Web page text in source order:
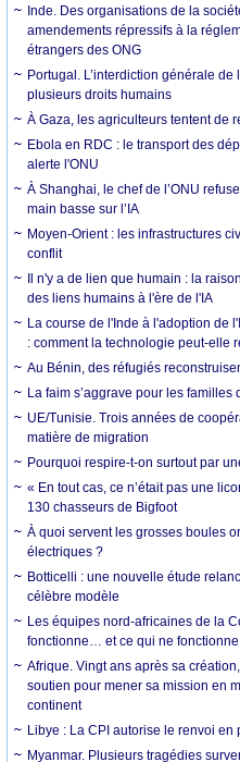
Inde. Des organisations de la
amendements répressifs à la
étrangers des ONG
Portugal. L’interdiction générale de
plusieurs droits humains
À Gaza, les agriculteurs tentent de
Ebola en RDC : le transport des
alerte l'ONU
À Shanghai, le chef de l’ONU
main basse sur l’IA
Moyen-Orient : les infrastructures
conflit
Il n'y a de lien que humain : la
des liens humains à l'ère de l'IA
La course de l'Inde à l'adoption de
: comment la technologie peut-elle
Au Bénin, des réfugiés
La faim s’aggrave pour les
UE/Tunisie. Trois années de
matière de migration
Pourquoi respire-t-on surtout par
« En tout cas, ce n’était pas une
130 chasseurs de Bigfoot
À quoi servent les grosses boules
électriques ?
Botticelli : une nouvelle étude
célèbre modèle
Les équipes nord-africaines de la
fonctionne… et ce qui ne
Afrique. Vingt ans après sa
soutien pour mener sa mission en
continent
Libye : La CPI autorise le renvoi en
Myanmar. Plusieurs tragédies